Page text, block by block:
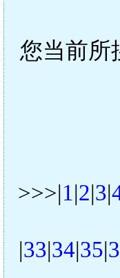
您当前所
>>>|1|2|3|
|33|34|35|